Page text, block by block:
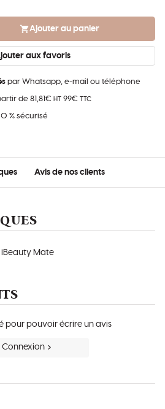
Ajouter au panier
aux favoris
par Whatsapp, e-mail ou téléphone
de 81,81€ HT 99€ TTC
% sécurisé
Avis de nos clients
iBeauty Mate
pour pouvoir écrire un avis
Connexion